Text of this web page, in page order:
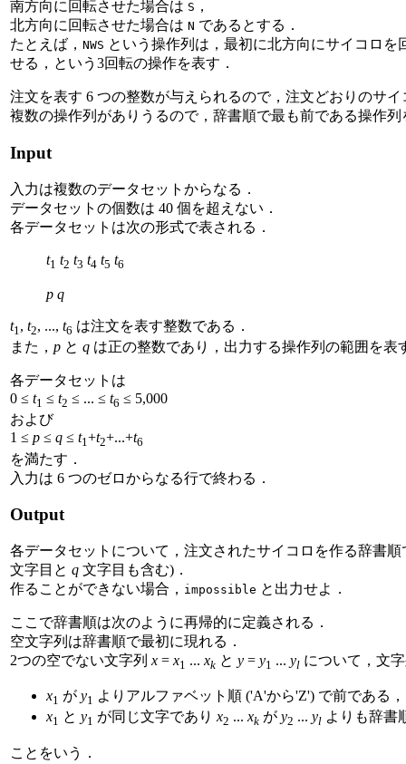
南方向に回転させた場合は S ，
北方向に回転させた場合は N であるとする．
たとえば， NWS という操作列は，最初に北方向にサイコロ
せる，という3回転の操作を表す．
注文を表す 6 つの整数が与えられるので，注文どおりのサ
複数の操作列がありうるので，辞書順で最も前である操作
Input
入力は複数のデータセットからなる．
データセットの個数は 40 個を超えない．
各データセットは次の形式で表される．
t1 t2 t3 t4 t5 t6
p q
t1, t2, ..., t6 は注文を表す整数である．
また， p と q は正の整数であり，出力する操作列の範囲を表
各データセットは
0 ≤ t1 ≤ t2 ≤ ... ≤ t6 ≤ 5,000
および
1 ≤ p ≤ q ≤ t1+t2+...+t6
を満たす．
入力は 6 つのゼロからなる行で終わる．
Output
各データセットについて，注文されたサイコロを作る辞書
文字目と q 文字目も含む)．
作ることができない場合， impossible と出力せよ．
ここで辞書順は次のように再帰的に定義される．
空文字列は辞書順で最初に現れる．
2つの空でない文字列 x = x1 ... xk と y = y1 ... yl について，文
x1 が y1 よりアルファベット順 ('A'から'Z') で前である
x1 と y1 が同じ文字であり x2 ... xk が y2 ... yl よりも辞書
ことをいう．